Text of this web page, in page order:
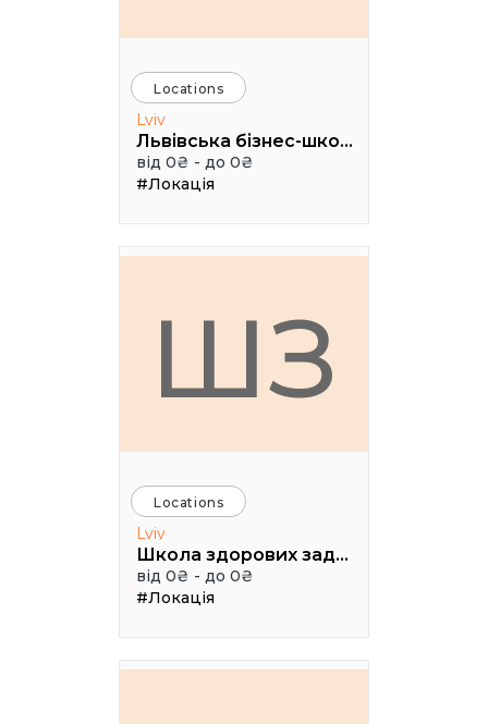
Locations
Lviv
Львівська бізнес-школа УКУ (LvBS)
від 0₴ - до 0₴
#Локація
ШЗ
Locations
Lviv
Школа здорових задоволень Чотири ключі
від 0₴ - до 0₴
#Локація